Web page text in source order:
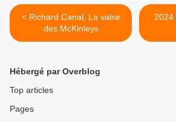
< Richard Canal, La valse
des McKinleys
Hébergé par Overblog
Top articles
Pages